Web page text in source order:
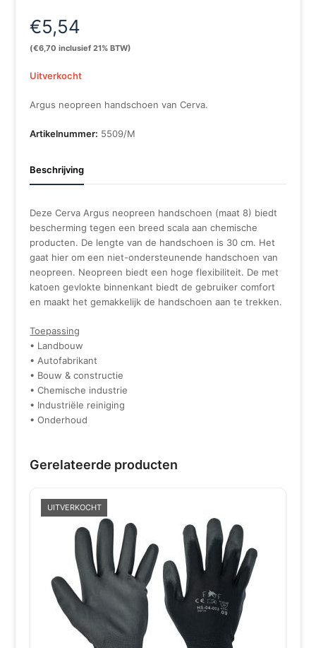
€5,54
(€6,70 inclusief 21% BTW)
Uitverkocht
Argus neopreen handschoen van Cerva.
Artikelnummer: 5509/M
Beschrijving
Deze Cerva Argus neopreen handschoen (maat 8) biedt
bescherming tegen een breed scala aan chemische
producten. De lengte van de handschoen is 30 cm. Het
gaat hier om een niet-ondersteunende handschoen van
neopreen. Neopreen biedt een hoge flexibiliteit. De met
katoen gevlokte binnenkant biedt de gebruiker comfort
en maakt het gemakkelijk de handschoen aan te trekken.
Toepassing
• Landbouw
• Autofabrikant
• Bouw & constructie
• Chemische industrie
• Industriële reiniging
• Onderhoud
Gerelateerde producten
UITVERKOCHT